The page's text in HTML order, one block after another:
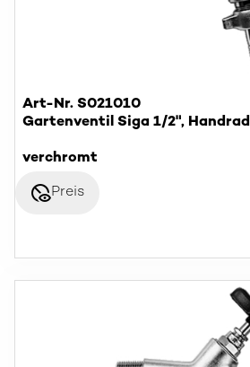
Art-Nr. S021010
Gartenventil Siga 1/2", Handrad
verchromt
disabled_visiblePreis